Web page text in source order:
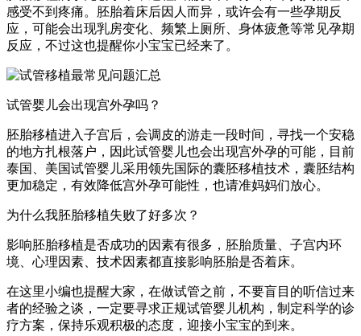
感受不到疼痛。胚胎着床后因人而异，或许会有一些孕期反
应，可能会出现乳房变化、频繁上厕所、身体疲惫等常见孕期
反应，不过这也提醒你小宝宝已经来了。
试管婴儿会出现宫外孕吗？
胚胎移植进入子宫后，会调皮的游走一段时间，寻找一个安稳
的地方扎根落户，因此试管婴儿也会出现宫外孕的可能，目前
泰国、美国试管婴儿采用领先国际的囊胚移植技术，囊胚结构
更加稳定，有效降低宫外孕可能性，也请准妈妈们放心。
为什么我胚胎移植失败了好多次？
影响胚胎移植是否成功的因素有很多，胚胎质量、子宫内环
境、心理因素、技术因素都直接影响胚胎是否着床。
在这里小编也提醒大家，在做试管之前，不要盲目的听信过来
者的经验之谈，一定要寻求正规试管婴儿机构，制定科学的诊
疗方案，保持乐观积极的态度，迎接小宝宝的到来。